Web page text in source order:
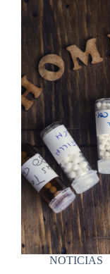
NOTICIAS